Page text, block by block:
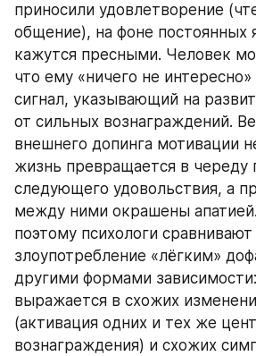
приносили удовлетворение
общение), на фоне постоянных
кажутся пресными. Человек
что ему «ничего не
сигнал, указывающий на
от сильных вознаграждений.
внешнего допинга мотивации
жизнь превращается в череду
следующего удовольствия, а
между ними окрашены
поэтому психологи сравнивают
злоупотребление «лёгким»
другими формами
выражается в схожих
(активация одних и тех же
вознаграждения) и схожих